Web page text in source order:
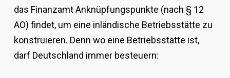
das Finanzamt Anknüpfungspunkte (nach § 12
AO) findet, um eine inländische Betriebsstätte zu
konstruieren. Denn wo eine Betriebsstätte ist,
darf Deutschland immer besteuern: